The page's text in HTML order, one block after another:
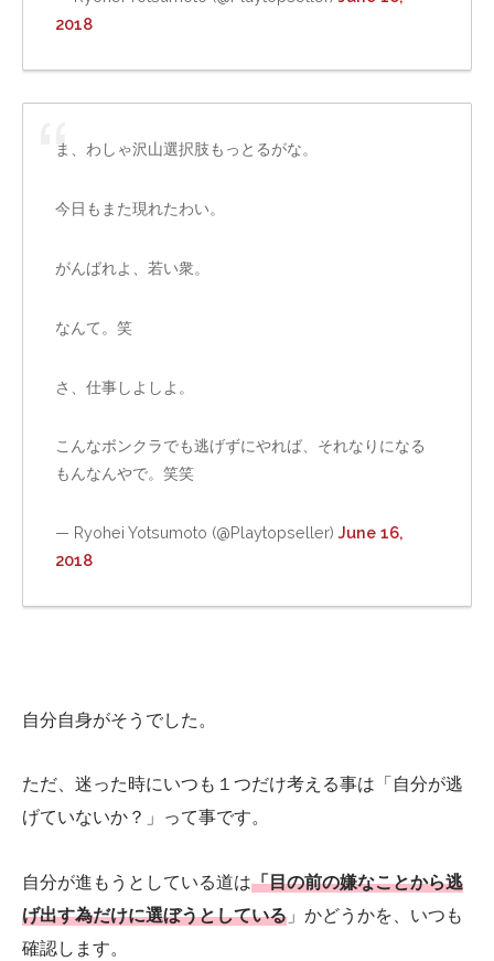
2018
ま、わしゃ沢山選択肢もっとるがな。
今日もまた現れたわい。
がんばれよ、若い衆。
なんて。笑
さ、仕事しよしよ。
こんなボンクラでも逃げずにやれば、それなりになる
もんなんやで。笑笑
— Ryohei Yotsumoto (@Playtopseller) June 16,
2018
自分自身がそうでした。
ただ、迷った時にいつも１つだけ考える事は「自分が逃
げていないか？」って事です。
自分が進もうとしている道は「目の前の嫌なことから逃
げ出す為だけに選ぼうとしている 」かどうかを、いつも
確認します。